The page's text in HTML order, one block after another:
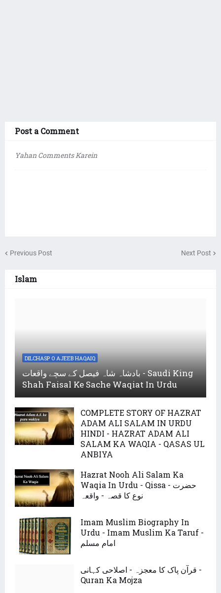
Post a Comment
Yahan Comments Karein
Previous Post Next Post
Islam
DILCHASP O AJEEB HAQAIQ
بادشاہ شاہ فیصل کے سچے واقعات - Saudi King
Shah Faisal Ke Sache Waqiat In Urdu
COMPLETE STORY OF HAZRAT
ADAM ALI SALAM IN URDU
HINDI - HAZRAT ADAM ALI
SALAM KA WAQIA - QASAS UL
ANBIYA
Hazrat Nooh Ali Salam Ka
Waqia In Urdu - Qissa - حضرت
نوع کا قصہ - واقعہ
Imam Muslim Biography In
Urdu - Imam Muslim Ka Taruf -
امام مسلم
قرآن پاک کا معجزہ - اصلاحی کہانی -
Quran Ka Mojza